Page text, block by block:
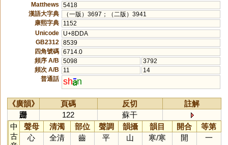
Matthews
5418
漢語大字典
（一版）3697；（二版）3941
康熙字典
1152
Unicode
U+8DDA
GB2312
8539
四角號碼 6714.0
頻序 A/B
5098
3792
頻次 A/B
11
14
普通話 sh n
《廣韻》 頁碼 反切
註解
跚
122
蘇干
中
古
聲母 清濁 部位 聲調 韻攝 韻目 開合
等第
心
全清 齒 平 山 寒/寒 開 一